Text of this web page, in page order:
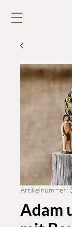
Artikelnummer:
Adam